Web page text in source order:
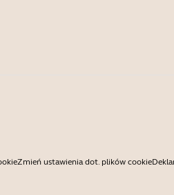
Zmień ustawienia dot. plików cookie